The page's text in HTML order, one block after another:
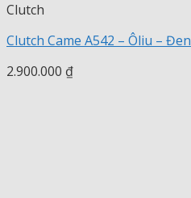
Clutch
Clutch Came A542 – Ôliu – Đen
2.900.000 ₫